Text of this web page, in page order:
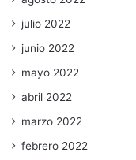
julio 2022
junio 2022
mayo 2022
abril 2022
marzo 2022
febrero 2022